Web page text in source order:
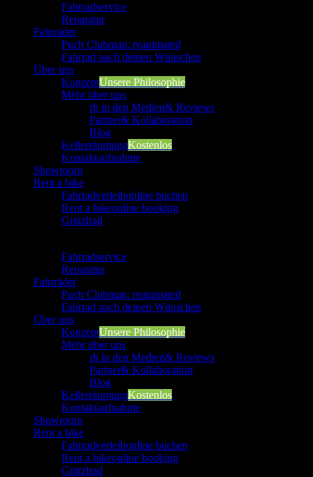
Fahrradservice
Reparatur
Fahrräder
Puch Clubman: reanimated
Fahrrad nach deinen Wünschen
Über uns
KonzeptUnsere Philosophie
Mehr über uns
rb in den Medien& Reviews
Partner& Kollaboration
Blog
KellerräumungKostenlos
Kontaktaufnahme
Showroom
Rent a bike
Fahrradverleihonline buchen
Rent a bikeonline booking
Grätzlrad
Fahrradservice
Reparatur
Fahrräder
Puch Clubman: reanimated
Fahrrad nach deinen Wünschen
Über uns
KonzeptUnsere Philosophie
Mehr über uns
rb in den Medien& Reviews
Partner& Kollaboration
Blog
KellerräumungKostenlos
Kontaktaufnahme
Showroom
Rent a bike
Fahrradverleihonline buchen
Rent a bikeonline booking
Grätzlrad